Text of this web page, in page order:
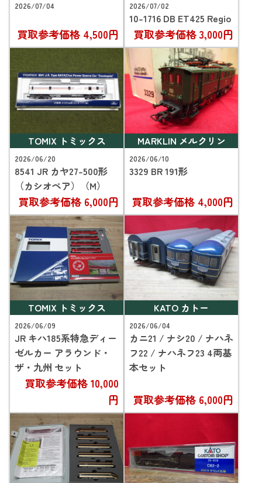
2026/07/04
買取参考価格 4,500円
2026/07/02
10-1716 DB ET425 Regio
買取参考価格3,000円
TOMIX トミックス
2026/06/20
8541 JR カヤ27-500形
（カシオペア）（M）
買取参考価格 6,000円
MARKLIN メルクリン
2026/06/10
3329 BR 191形
買取参考価格 4,000円
TOMIX トミックス
2026/06/09
JR キハ185系特急ディー
ゼルカー アラウンド・
ザ・九州 セット
買取参考価格10,000
円
KATO カトー
2026/06/04
カニ21 / ナシ20 / ナハネ
フ22 / ナハネフ23 4両基
本セット
買取参考価格 6,000円